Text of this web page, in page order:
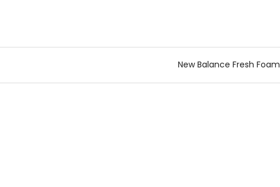
New Balance Fresh Foam